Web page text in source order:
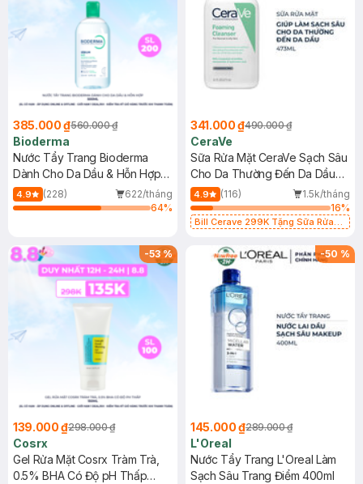
385.000 ₫560.000 ₫
Bioderma
Nước Tẩy Trang Bioderma
Dành Cho Da Dầu & Hỗn Hợp
500ml
4.9 (228)
622/tháng
64%
341.000 ₫490.000 ₫
CeraVe
Sữa Rửa Mặt CeraVe Sạch Sâu
Cho Da Thường Đến Da Dầu
473ml
4.9 (116)
1.5k/tháng
16%
Bill Cerave 299K Tặng Sữa Rửa
-53%
139.000 ₫298.000 ₫
Cosrx
Gel Rửa Mặt Cosrx Tràm Trà,
0.5% BHA Có Độ pH Thấp
-50 %
145.000 ₫289.000 ₫
L'Oreal
Nước Tẩy Trang L'Oreal Làm
Sạch Sâu Trang Điểm 400ml